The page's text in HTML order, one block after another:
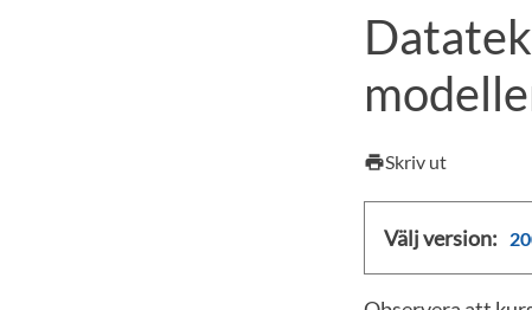
Kursplaner
printSkriv ut
Välj version: